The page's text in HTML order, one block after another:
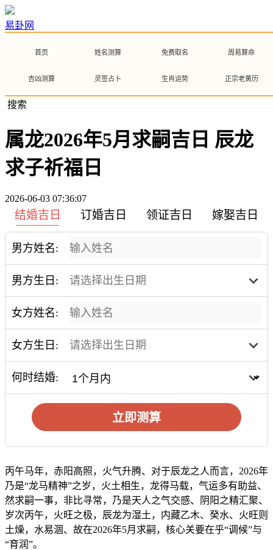
易卦网
首页 姓名测算 免费取名 周易算命
吉凶测算 灵签占卜 生肖运势 正宗老黄历
搜索
属龙2026年5月求嗣吉日 辰龙
求子祈福日
2026-06-03 07:36:07
结婚吉日 订婚吉日 领证吉日 嫁娶吉日
男方姓名:
男方生日:
女方姓名:
女方生日:
何时结婚:
立即测算
丙午马年，赤阳高照，火气升腾、对于辰龙之人而言，2026年
乃是“龙马精神”之岁，火土相生，龙得马载，气运多有助益、
然求嗣一事，非比寻常，乃是天人之气交感、阴阳之精汇聚、
岁次丙午，火旺之极，辰龙为湿土，内藏乙木、癸水、火旺则
土燥，水易涸、故在2026年5月求嗣，核心关要在乎“调候”与
“育润”。